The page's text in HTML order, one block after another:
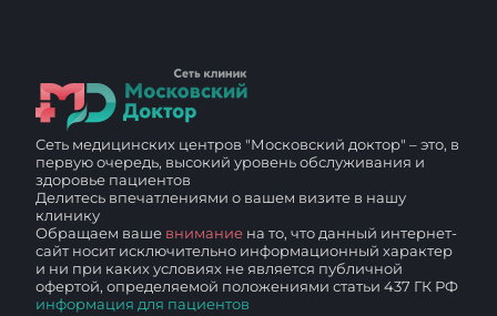
Сеть медицинских центров "Московский доктор" – это, в
первую очередь, высокий уровень обслуживания и
здоровье пациентов
Делитесь впечатлениями о вашем визите в нашу
клинику
Обращаем ваше внимание на то, что данный интернет-
сайт носит исключительно информационный характер
и ни при каких условиях не является публичной
офертой, определяемой положениями статьи 437 ГК РФ
информация для пациентов